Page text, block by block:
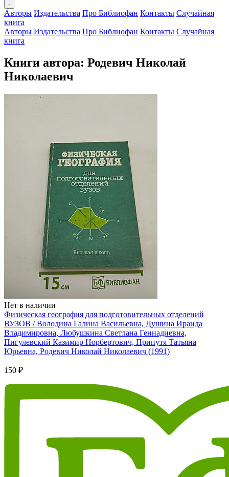
Авторы Издательства Про Библиофан Контакты Случайная
книга
Авторы Издательства Про Библиофан Контакты Случайная
книга
Книги автора: Родевич Николай
Николаевич
Нет в наличии
Физическая география для подготовительных отделений
ВУЗОВ / Володина Галина Васильевна, Душина Ираида
Владимировна, Любушкина Светлана Геннадиевна,
Пигулевский Казимир Норбертович, Припутя Татьяна
Юрьевна, Родевич Николай Николаевич (1991)
150 ₽